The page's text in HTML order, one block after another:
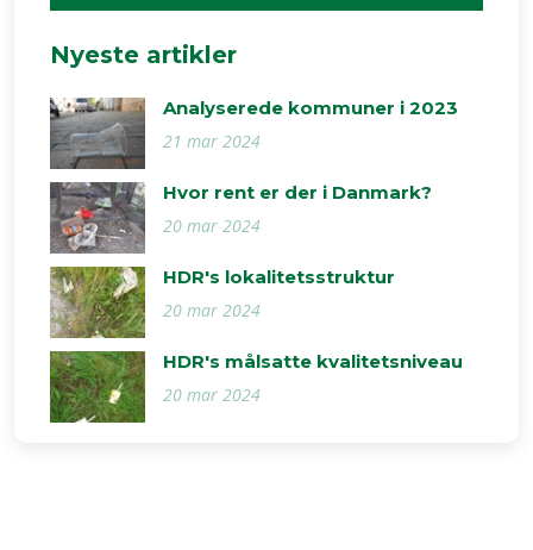
Nyeste artikler
Analyserede kommuner i 2023
21 mar 2024
Hvor rent er der i Danmark?
20 mar 2024
HDR's lokalitetsstruktur
20 mar 2024
HDR's målsatte kvalitetsniveau
20 mar 2024